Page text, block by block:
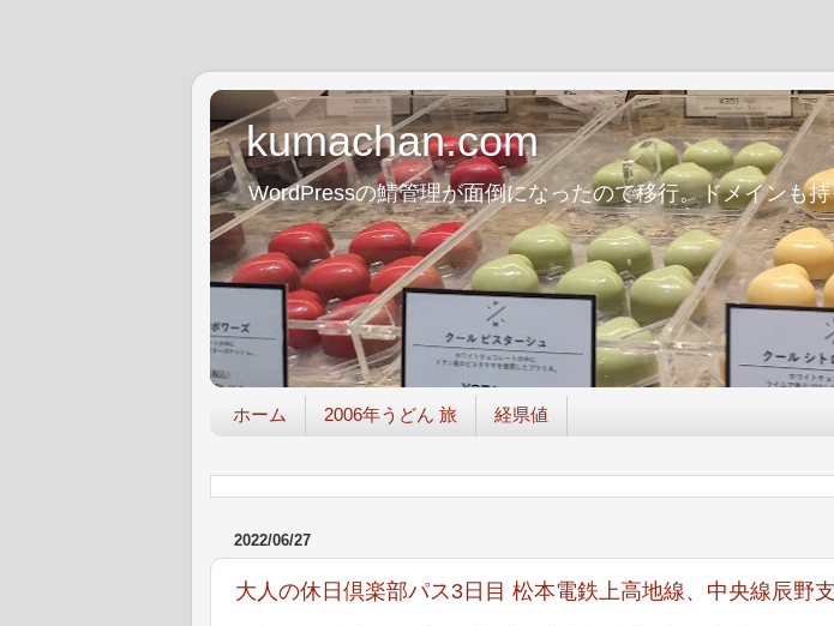
kumachan.com
WordPressの鯖管理が面倒になったので移行。ドメインも
ホーム 2006年うどん 旅 経県値
2022/06/27
大人の休日倶楽部パス3日目 松本電鉄上高地線、中央線辰野